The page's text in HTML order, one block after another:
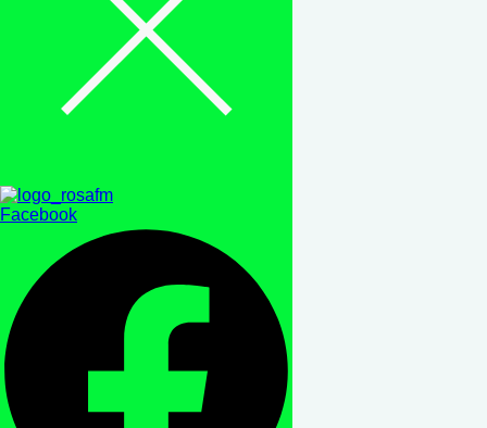
Facebook